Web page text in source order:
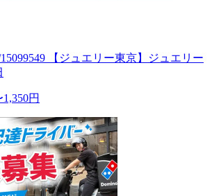
【ジュエリー東京】ジュエリー
円